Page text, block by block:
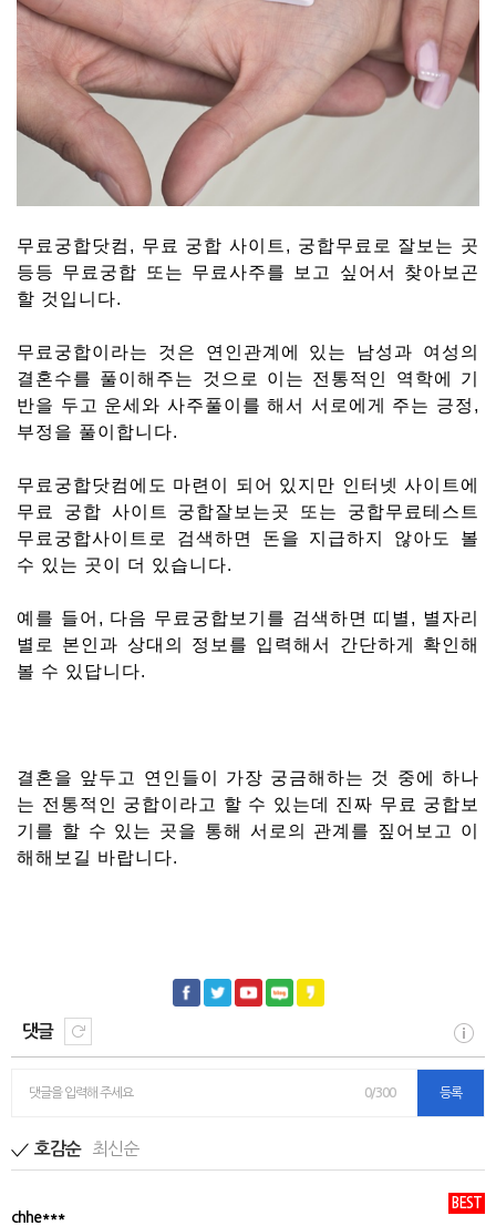
무료궁합닷컴, 무료 궁합 사이트, 궁합무료로 잘보는 곳
등등 무료궁합 또는 무료사주를 보고 싶어서 찾아보곤
할 것입니다.
무료궁합이라는 것은 연인관계에 있는 남성과 여성의
결혼수를 풀이해주는 것으로 이는 전통적인 역학에 기
반을 두고 운세와 사주풀이를 해서 서로에게 주는 긍정,
부정을 풀이합니다.
무료궁합닷컴에도 마련이 되어 있지만 인터넷 사이트에
무료 궁합 사이트 궁합잘보는곳 또는 궁합무료테스트
무료궁합사이트로 검색하면 돈을 지급하지 않아도 볼
수 있는 곳이 더 있습니다.
예를 들어, 다음 무료궁합보기를 검색하면 띠별, 별자리
별로 본인과 상대의 정보를 입력해서 간단하게 확인해
볼 수 있답니다.
결혼을 앞두고 연인들이 가장 궁금해하는 것 중에 하나
는 전통적인 궁합이라고 할 수 있는데 진짜 무료 궁합보
기를 할 수 있는 곳을 통해 서로의 관계를 짚어보고 이
해해보길 바랍니다.
댓글
댓글을 입력해 주세요 0/300 등록
호감순 최신순
BEST
chhe***